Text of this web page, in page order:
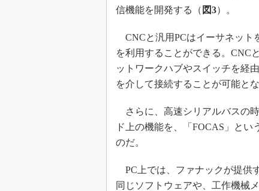
信機能を開発する（ 図3）。
CNCと汎用PCはイーサネット
を利用することができる。CNC
ットワークハブやスイッチを経
を介して接続することが可能とな
さらに、高速シリアルバスの
ド上の機能を、「FOCAS」と
のだ。
PC上では、ファナックが提供
同じソフトウェアや、工作機械